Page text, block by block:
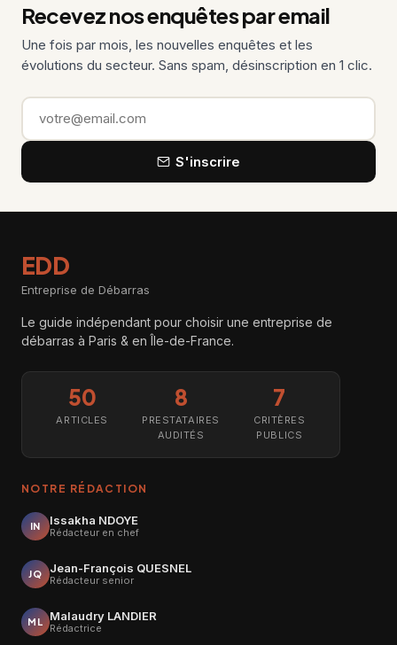
Recevez nos enquêtes par email
Une fois par mois, les nouvelles enquêtes et les
évolutions du secteur. Sans spam, désinscription en 1 clic.
Email
S'inscrire
EDD
Entreprise de Débarras
Le guide indépendant pour choisir une entreprise de
débarras à Paris & en Île-de-France.
50
ARTICLES
8
PRESTATAIRES
AUDITÉS
7
CRITÈRES
PUBLICS
NOTRE RÉDACTION
IN Issakha NDOYE
Rédacteur en chef
JQ Jean-François QUESNEL
Rédacteur senior
ML Malaudry LANDIER
Rédactrice